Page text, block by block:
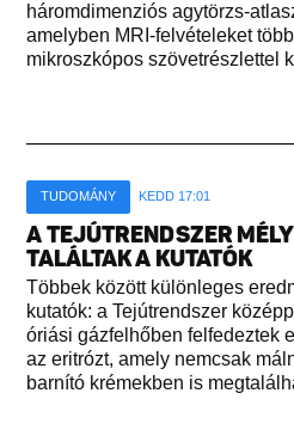
háromdimenziós agytörzs-
amelyben MRI-felvételeket
mikroszkópos szövetrészlettel
TUDOMÁNY KEDD 17:01
A TEJÚTRENDSZER
TALÁLTAK A KUTATÓK
Többek között különleges
kutatók: a Tejútrendszer
óriási gázfelhőben felfedeztek
az eritrózt, amely nemcsak
barnító krémekben is